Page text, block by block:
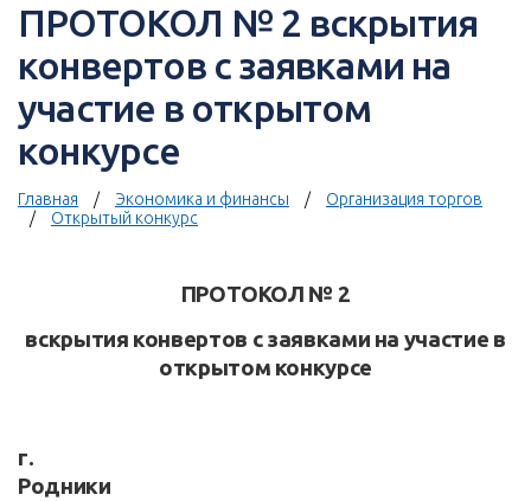
ПРОТОКОЛ № 2 вскрытия
конвертов с заявками на
участие в открытом
конкурсе
Главная Экономика и финансы
Организация торгов
Открытый конкурс
ПРОТОКОЛ № 2
вскрытия конвертов с заявками на участие в
открытом конкурсе
г.
Родники